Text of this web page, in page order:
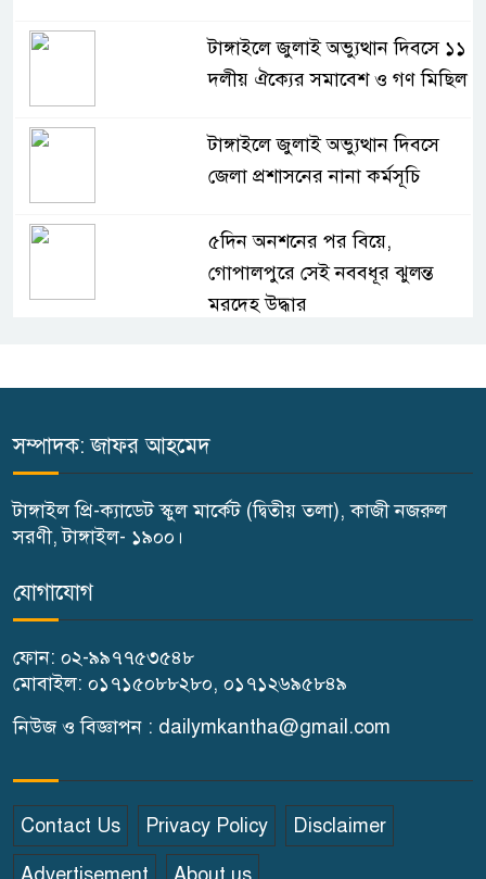
টাঙ্গাইলে জুলাই অভ্যুত্থান দিবসে ১১
দলীয় ঐক্যের সমাবেশ ও গণ মিছিল
টাঙ্গাইলে জুলাই অভ্যুত্থান দিবসে
জেলা প্রশাসনের নানা কর্মসূচি
৫দিন অনশনের পর বিয়ে,
গোপালপুরে সেই নববধূর ঝুলন্ত
মরদেহ উদ্ধার
বিদ্যালয়ে জুলাই গণঅভ্যুত্থান দিবস
ফ্রি ব্লাড গ্রুপিং ক্যাম্পেইন
গোপালপুরে কৃষক দলের বিজয়
বাসের চাপায় পথচারী নারীর মৃত্যু
বিন্দুবাসিনী সরকারি বালিকা উচ্চ
বিদ্যালয়ে গণঅভ্যুত্থান দিবস পালিত
সম্পাদক: জাফর আহমেদ
টাঙ্গাইল প্রি-ক্যাডেট স্কুল মার্কেট (দ্বিতীয় তলা), কাজী নজরুল
সরণী, টাঙ্গাইল- ১৯০০।
যোগাযোগ
ফোন: ০২-৯৯৭৭৫৩৫৪৮
মোবাইল: ০১৭১৫০৮৮২৮০, ০১৭১২৬৯৫৮৪৯
নিউজ ও বিজ্ঞাপন : dailymkantha@gmail.com
Contact Us Privacy Policy Disclaimer